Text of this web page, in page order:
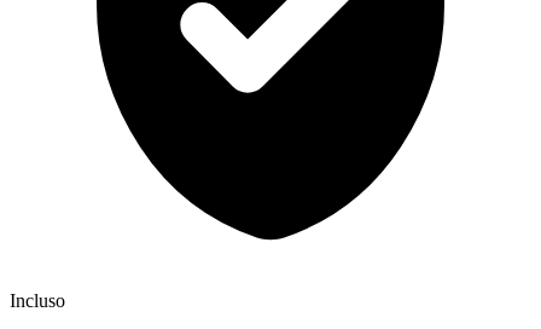
Incluso